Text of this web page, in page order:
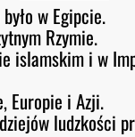
w Egipcie.
Rzymie.
islamskim i w
Europie i Azji.
ludzkości